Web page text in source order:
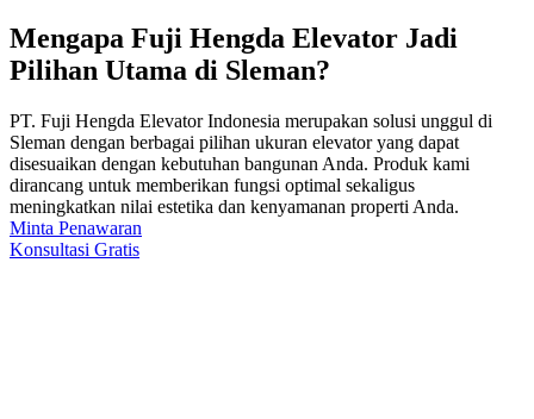
Mengapa Fuji Hengda Elevator Jadi
Pilihan Utama di Sleman?
PT. Fuji Hengda Elevator Indonesia merupakan solusi unggul di
Sleman dengan berbagai pilihan ukuran elevator yang dapat
disesuaikan dengan kebutuhan bangunan Anda. Produk kami
dirancang untuk memberikan fungsi optimal sekaligus
meningkatkan nilai estetika dan kenyamanan properti Anda.
Minta Penawaran
Konsultasi Gratis